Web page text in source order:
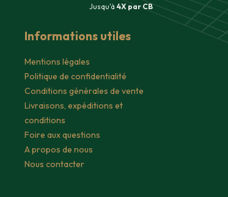
Jusqu'à 4X par CB
Informations utiles
Mentions légales
Politique de confidentialité
Conditions générales de vente
Livraisons, expéditions et
conditions
Foire aux questions
A propos de nous
Nous contacter